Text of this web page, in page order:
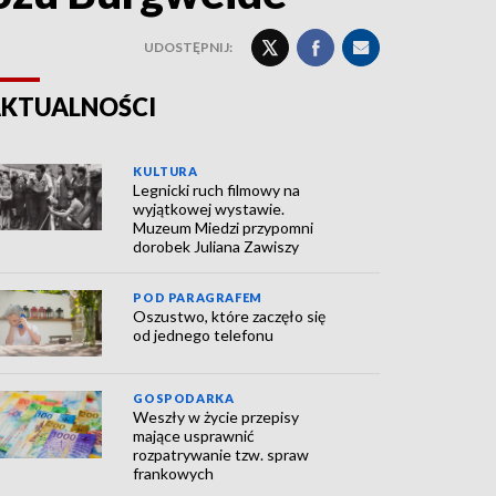
UDOSTĘPNIJ:
KULTURA
Legnicki ruch filmowy na
wyjątkowej wystawie.
Muzeum Miedzi przypomni
dorobek Juliana Zawiszy
POD PARAGRAFEM
Oszustwo, które zaczęło się
od jednego telefonu
GOSPODARKA
Weszły w życie przepisy
mające usprawnić
rozpatrywanie tzw. spraw
frankowych